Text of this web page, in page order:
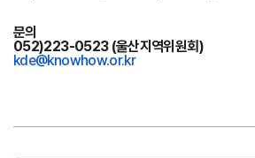
문의
052)223-0523 (울산지역위원회)
kde@knowhow.or.kr